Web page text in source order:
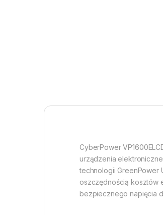
CyberPower
urządzenia
technologii GreenPower
oszczędnością kosztów
bezpiecznego napięcia